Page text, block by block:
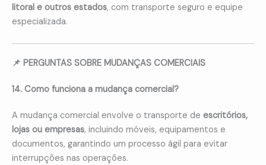
litoral e outros estados, com transporte seguro e equipe
especializada.
📌 PERGUNTAS SOBRE MUDANÇAS COMERCIAIS
14. Como funciona a mudança comercial?
A mudança comercial envolve o transporte de escritórios,
lojas ou empresas, incluindo móveis, equipamentos e
documentos, garantindo um processo ágil para evitar
interrupções nas operações.